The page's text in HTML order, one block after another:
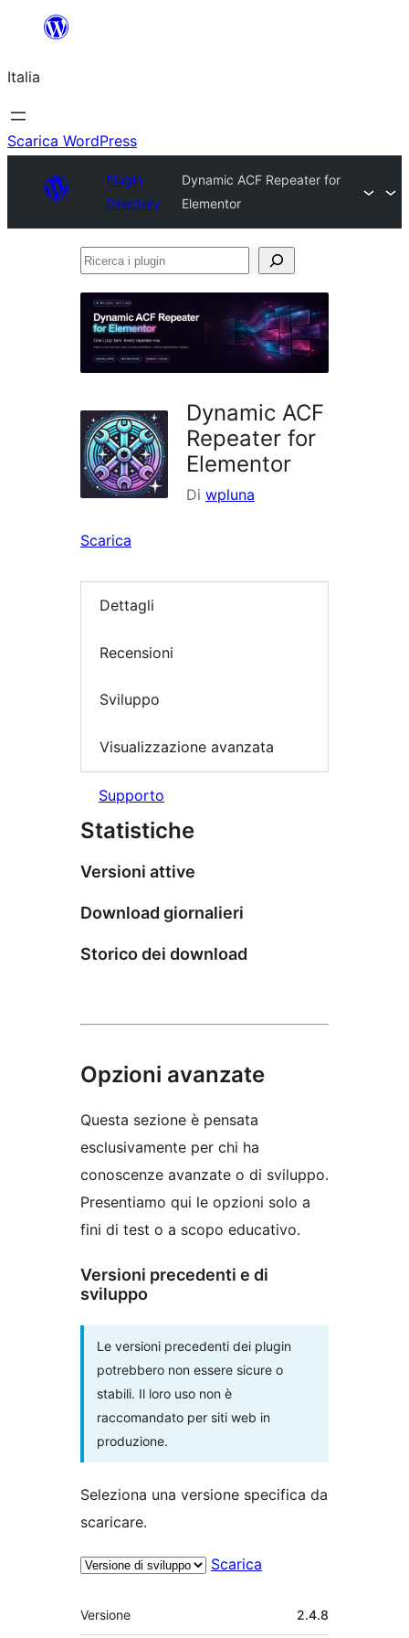
contenuto
Italia
Scarica WordPress
Plugin
Directory
Dynamic ACF Repeater for
Elementor
Ricerca
plugin
Dynamic ACF
Repeater for
Elementor
Di wpluna
Scarica
Dettagli
Recensioni
Sviluppo
Visualizzazione avanzata
Supporto
Statistiche
Versioni attive
Download giornalieri
Storico dei download
Opzioni avanzate
Questa sezione è pensata
esclusivamente per chi ha
conoscenze avanzate o di sviluppo.
Presentiamo qui le opzioni solo a
fini di test o a scopo educativo.
Versioni precedenti e di
sviluppo
Le versioni precedenti dei plugin
potrebbero non essere sicure o
stabili. Il loro uso non è
raccomandato per siti web in
produzione.
Seleziona una versione specifica da
scaricare.
Scarica
Meta
Versione 2.4.8